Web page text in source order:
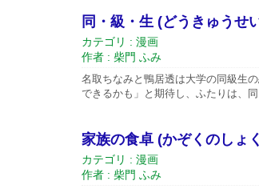
同・級・生 (どうきゅうせ
カテゴリ : 漫画
作者 : 柴門 ふみ
名取ちなみと鴨居透は大学の同級生
できるかも」と期待し、ふたりは、
家族の食卓 (かぞくのしょ
カテゴリ : 漫画
作者 : 柴門 ふみ